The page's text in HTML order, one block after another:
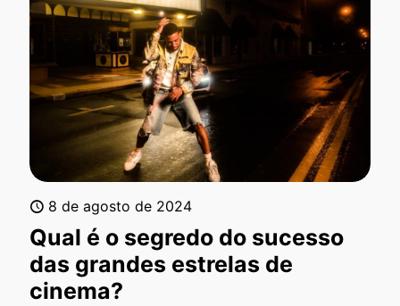
8 de agosto de 2024
Qual é o segredo do sucesso
das grandes estrelas de
cinema?